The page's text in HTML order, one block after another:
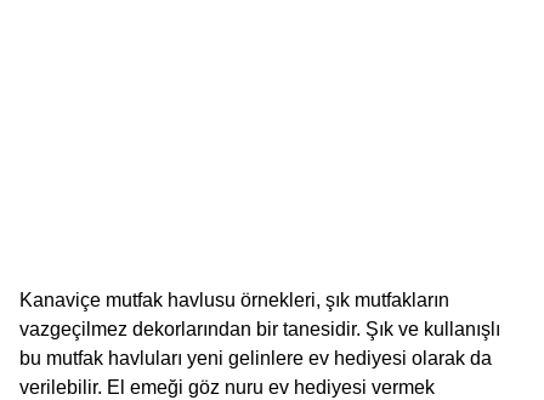
Kanaviçe mutfak havlusu örnekleri, şık mutfakların
vazgeçilmez dekorlarından bir tanesidir. Şık ve kullanışlı
bu mutfak havluları yeni gelinlere ev hediyesi olarak da
verilebilir. El emeği göz nuru ev hediyesi vermek